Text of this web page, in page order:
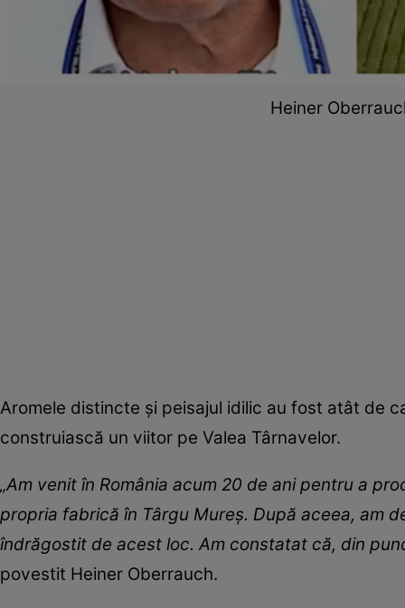
Heiner
Aromele distincte și peisajul idilic au fost atât de
construiască un viitor pe Valea Târnavelor.
„Am venit în România acum 20 de ani pentru a
propria fabrică în Târgu Mureș. După aceea, am
îndrăgostit de acest loc. Am constatat că, din
povestit Heiner Oberrauch.